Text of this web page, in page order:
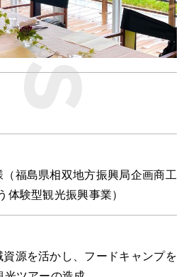
福島県相双地方振興局企画商工
験型観光振興事業）
源を活かし、フードキャンプを